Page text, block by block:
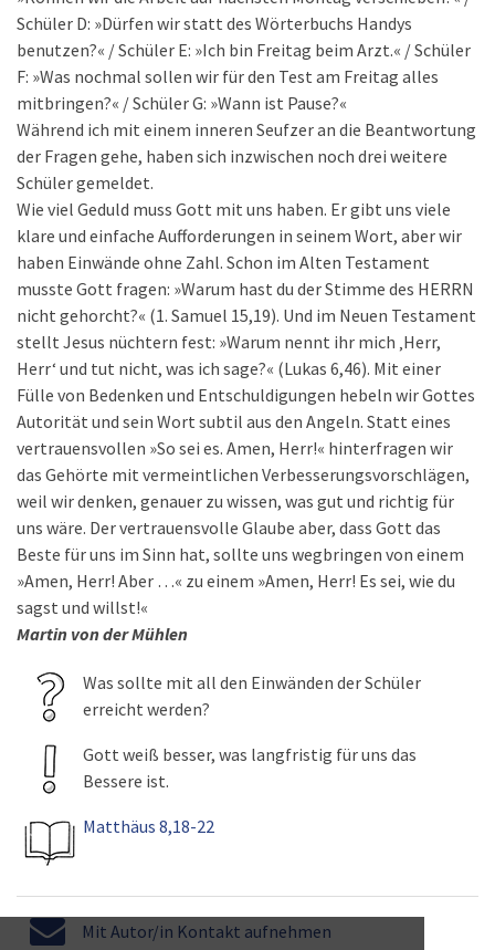
Schüler D: »Dürfen wir statt des Wörterbuchs Handys
benutzen?« / Schüler E: »Ich bin Freitag beim Arzt.« / Schüler
F: »Was nochmal sollen wir für den Test am Freitag alles
mitbringen?« / Schüler G: »Wann ist Pause?«
Während ich mit einem inneren Seufzer an die Beantwortung
der Fragen gehe, haben sich inzwischen noch drei weitere
Schüler gemeldet.
Wie viel Geduld muss Gott mit uns haben. Er gibt uns viele
klare und einfache Aufforderungen in seinem Wort, aber wir
haben Einwände ohne Zahl. Schon im Alten Testament
musste Gott fragen: »Warum hast du der Stimme des HERRN
nicht gehorcht?« (1. Samuel 15,19). Und im Neuen Testament
stellt Jesus nüchtern fest: »Warum nennt ihr mich ‚Herr,
Herr‘ und tut nicht, was ich sage?« (Lukas 6,46). Mit einer
Fülle von Bedenken und Entschuldigungen hebeln wir Gottes
Autorität und sein Wort subtil aus den Angeln. Statt eines
vertrauensvollen »So sei es. Amen, Herr!« hinterfragen wir
das Gehörte mit vermeintlichen Verbesserungsvorschlägen,
weil wir denken, genauer zu wissen, was gut und richtig für
uns wäre. Der vertrauensvolle Glaube aber, dass Gott das
Beste für uns im Sinn hat, sollte uns wegbringen von einem
»Amen, Herr! Aber …« zu einem »Amen, Herr! Es sei, wie du
sagst und willst!«
Martin von der Mühlen
Was sollte mit all den Einwänden der Schüler
erreicht werden?
Gott weiß besser, was langfristig für uns das
Bessere ist.
Matthäus 8,18-22
Mit Autor/in Kontakt aufnehmen